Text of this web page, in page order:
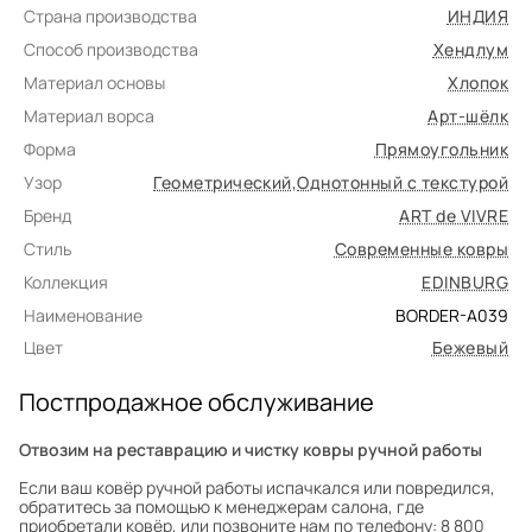
Страна производства
ИНДИЯ
Способ производства
Хендлум
Материал основы
Хлопок
Материал ворса
Арт-шёлк
Форма
Прямоугольник
Узор
Геометрический,Однотонный с текстурой
Бренд
ART de VIVRE
Стиль
Современные ковры
Коллекция
EDINBURG
Наименование
BORDER-A039
Цвет
Бежевый
Постпродажное обслуживание
Отвозим на реставрацию и чистку ковры ручной работы
Если ваш ковёр ручной работы испачкался или повредился,
обратитесь за помощью к менеджерам салона, где
приобретали ковёр, или позвоните нам по телефону: 8 800